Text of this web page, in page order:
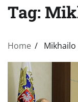
Tag:
Home